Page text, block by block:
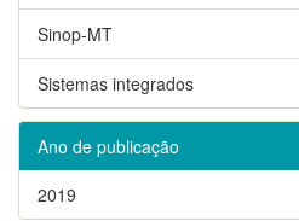
Sinop-MT
Sistemas integrados
Ano de publicação
2019